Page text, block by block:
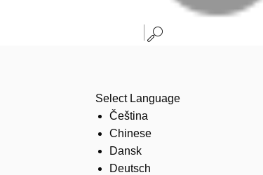
Select Language
Čeština
Chinese
Dansk
Deutsch